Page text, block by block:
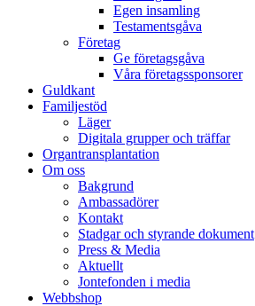
Egen insamling
Testamentsgåva
Företag
Ge företagsgåva
Våra företagssponsorer
Guldkant
Familjestöd
Läger
Digitala grupper och träffar
Organtransplantation
Om oss
Bakgrund
Ambassadörer
Kontakt
Stadgar och styrande dokument
Press & Media
Aktuellt
Jontefonden i media
Webbshop